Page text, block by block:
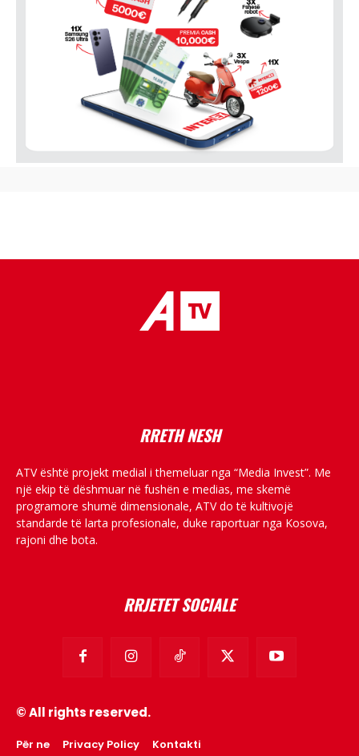
RRETH NESH
ATV është projekt medial i themeluar nga “Media Invest”. Me
një ekip të dëshmuar në fushën e medias, me skemë
programore shumë dimensionale, ATV do të kultivojë
standarde të larta profesionale, duke raportuar nga Kosova,
rajoni dhe bota.
RRJETET SOCIALE
© All rights reserved.
Për ne Privacy Policy Kontakti